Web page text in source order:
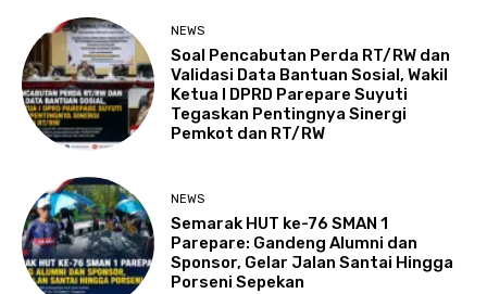
NEWS
Soal Pencabutan Perda RT/RW dan
Validasi Data Bantuan Sosial, Wakil
Ketua I DPRD Parepare Suyuti
Tegaskan Pentingnya Sinergi
Pemkot dan RT/RW
NEWS
Semarak HUT ke-76 SMAN 1
Parepare: Gandeng Alumni dan
Sponsor, Gelar Jalan Santai Hingga
Porseni Sepekan